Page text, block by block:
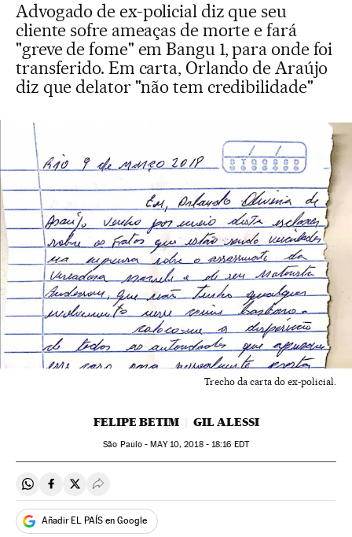
Advogado de ex-policial diz que seu
cliente sofre ameaças de morte e fará
"greve de fome" em Bangu 1, para onde foi
transferido. Em carta, Orlando de Araújo
diz que delator "não tem credibilidade"
Trecho da carta do ex-policial.
FELIPE BETIM GIL ALESSI
São Paulo -MAY10, 2018 - 18:16 EDT
Compartir en Whatsapp
Compartir en Facebook
Compartir en Twitter
Desplegar Redes Sociales
Añadir EL PAÍS en Google